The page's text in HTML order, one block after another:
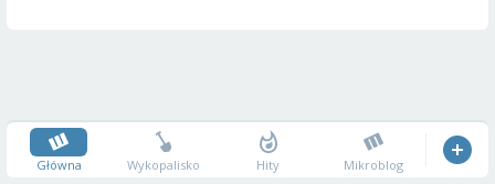
Główna Wykopalisko Hity Mikroblog